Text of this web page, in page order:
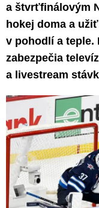
a štvrťfinálovým
hokej doma a
v pohodlí a teple.
zabezpečia
a livestream